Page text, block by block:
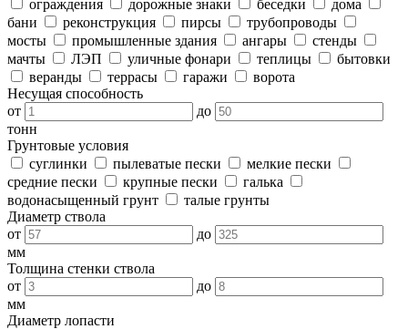
ограждения дорожные знаки беседки
дома
бани
реконструкция пирсы
трубопроводы
мосты
промышленные здания ангары
стенды
мачты
ЛЭП уличные фонари теплицы
бытовки
веранды
террасы гаражи
ворота
Несущая способность
от
до
тонн
Грунтовые условия
суглинки
пылеватые пески
мелкие пески
средние пески
крупные пески
галька
водонасыщенный грунт
талые грунты
Диаметр ствола
от
до
мм
Толщина стенки ствола
от
до
мм
Диаметр лопасти